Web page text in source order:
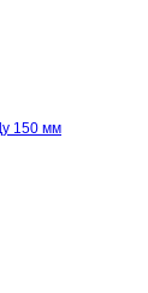
150 мм